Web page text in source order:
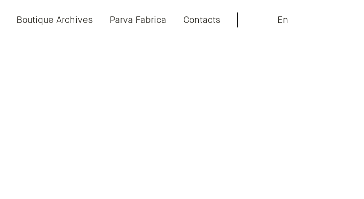
Boutique Archives Parva Fabrica Contacts En